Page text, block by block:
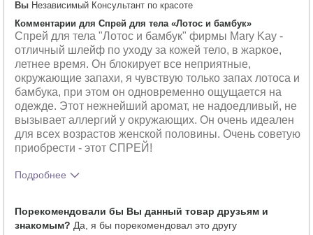
Вы Независимый Консультант по красоте
Комментарии для Спрей для тела «Лотос и бамбук»
Спрей для тела "Лотос и бамбук" фирмы Mary Kay -
отличный шлейф по уходу за кожей тело, в жаркое,
летнее время. Он блокирует все неприятные,
окружающие запахи, я чувствую только запах лотоса и
бамбука, при этом он одновременно ощущается на
одежде. Этот нежнейший аромат, не надоедливый, не
вызывает аллергий у окружающих. Он очень идеален
для всех возрастов женской половины. Очень советую
приобрести - этот СПРЕЙ!
Подробнее
от использования
этого продукта?
Освежает, Приятно ощущается на
коже, Хорошо впитывается
Порекомендовали бы Вы данный товар друзьям и
знакомым? Да, я бы порекомендовал это другу